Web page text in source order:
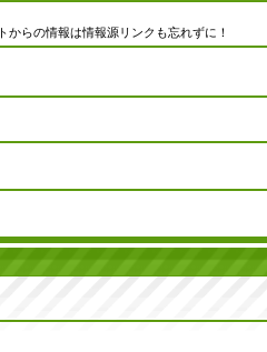
らの情報は情報源リンクも忘れずに！